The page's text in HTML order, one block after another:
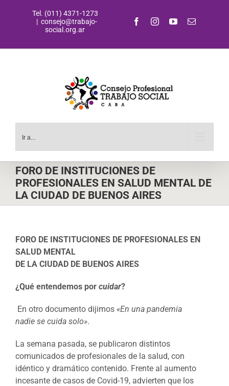
Tel. (011) 4371-1273
| consejo@trabajo-
social.org.ar
FacebookInstagramYouTubeCorreo
Ir a...
FORO DE INSTITUCIONES DE
PROFESIONALES EN SALUD MENTAL DE
LA CIUDAD DE BUENOS AIRES
FORO DE INSTITUCIONES DE PROFESIONALES EN
SALUD MENTAL
DE LA CIUDAD DE BUENOS AIRES
¿Qué entendemos por cuidar?
En otro documento dijimos «En una pandemia
nadie se cuida solo».
La semana pasada, se publicaron distintos
comunicados de profesionales de la salud, con
idéntico y dramático contenido. Frente al aumento
incesante de casos de Covid-19, advierten que los